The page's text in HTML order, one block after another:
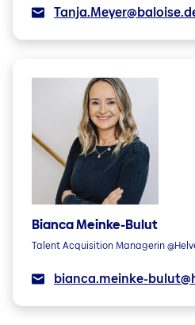
Bianca Meinke-Bulut
Talent Acquisition Managerin
bianca.meinke-